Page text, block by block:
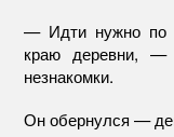
— Идти нужно по
краю деревни, —
незнакомки.
Он обернулся —